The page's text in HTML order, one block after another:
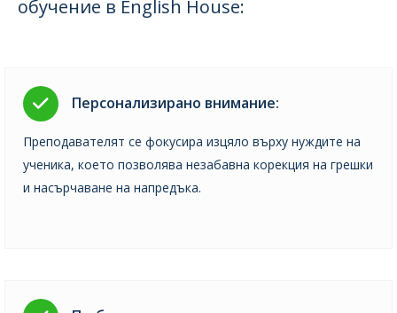
обучение в English House:
Персонализирано внимание:
Преподавателят се фокусира изцяло върху нуждите на
ученика, което позволява незабавна корекция на грешки
и насърчаване на напредъка.